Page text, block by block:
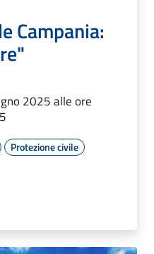
Campania:
2025 alle ore
Protezione civile